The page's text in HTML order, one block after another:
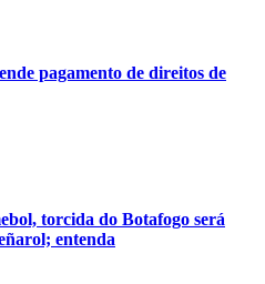
pagamento de direitos de
torcida do Botafogo será
entenda